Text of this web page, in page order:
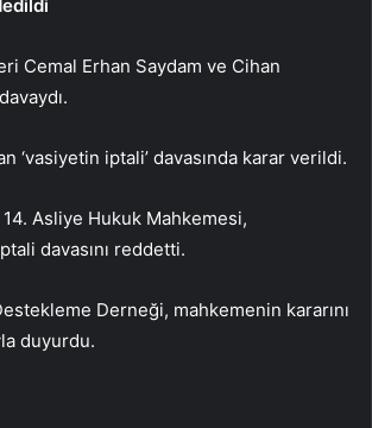
Cemal Erhan Saydam ve Cihan
‘vasiyetin iptali’ davasında karar verildi.
Asliye Hukuk Mahkemesi,
davasını reddetti.
Derneği, mahkemenin kararını
duyurdu.